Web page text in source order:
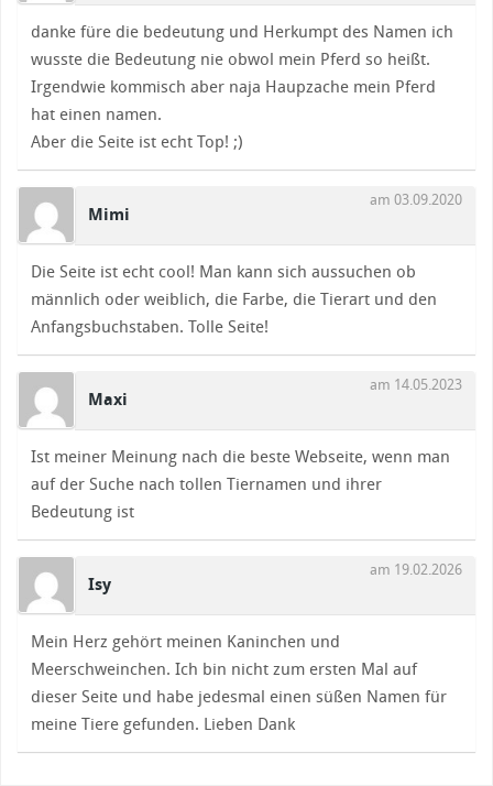
danke füre die bedeutung und Herkumpt des Namen ich
wusste die Bedeutung nie obwol mein Pferd so heißt.
Irgendwie kommisch aber naja Haupzache mein Pferd
hat einen namen.
Aber die Seite ist echt Top! ;)
Mimi
am 03.09.2020
Die Seite ist echt cool! Man kann sich aussuchen ob
männlich oder weiblich, die Farbe, die Tierart und den
Anfangsbuchstaben. Tolle Seite!
Maxi
am 14.05.2023
Ist meiner Meinung nach die beste Webseite, wenn man
auf der Suche nach tollen Tiernamen und ihrer
Bedeutung ist
Isy
am 19.02.2026
Mein Herz gehört meinen Kaninchen und
Meerschweinchen. Ich bin nicht zum ersten Mal auf
dieser Seite und habe jedesmal einen süßen Namen für
meine Tiere gefunden. Lieben Dank